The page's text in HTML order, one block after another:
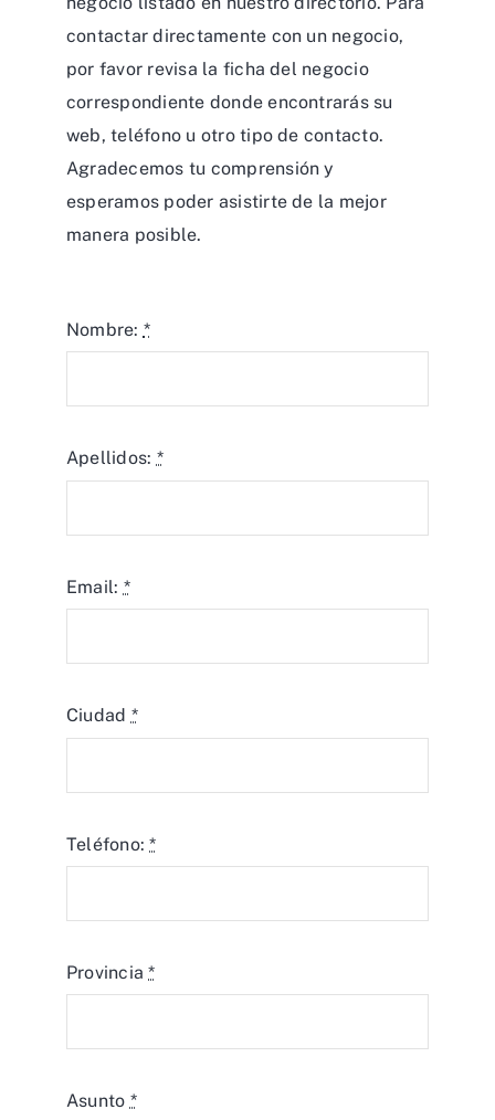
contactar directamente con un negocio,
por favor revisa la ficha del negocio
correspondiente donde encontrarás su
web, teléfono u otro tipo de contacto.
Agradecemos tu comprensión y
esperamos poder asistirte de la mejor
manera posible.
Nombre: *
Apellidos: *
Email: *
Ciudad *
Teléfono:*
Provincia*
Asunto *